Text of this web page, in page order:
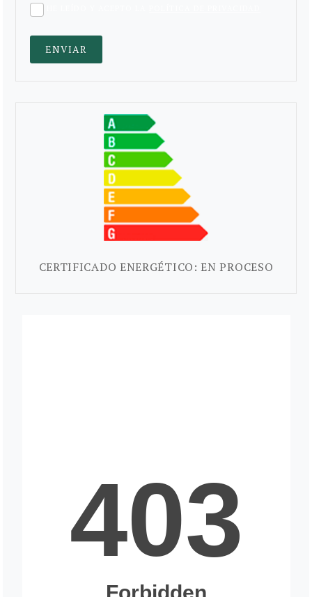
CERTIFICADO ENERGÉTICO: EN PROCESO